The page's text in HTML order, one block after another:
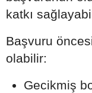
katkı
Başvuru
olabilir:
Gecikmiş